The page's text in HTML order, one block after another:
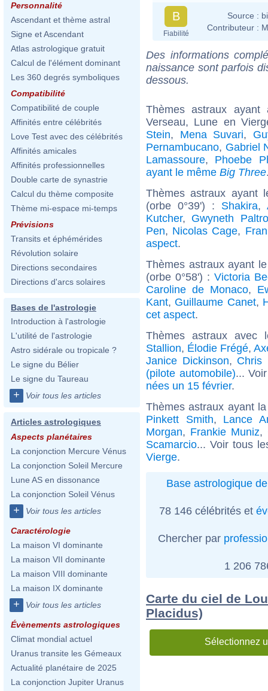
Personnalité
Ascendant et thème astral
Signe et Ascendant
Atlas astrologique gratuit
Calcul de l'élément dominant
Les 360 degrés symboliques
Compatibilité
Compatibilité de couple
Affinités entre célébrités
Love Test avec des célébrités
Affinités amicales
Affinités professionnelles
Double carte de synastrie
Calcul du thème composite
Thème mi-espace mi-temps
Prévisions
Transits et éphémérides
Révolution solaire
Directions secondaires
Directions d'arcs solaires
Bases de l'astrologie
Introduction à l'astrologie
L'utilité de l'astrologie
Astro sidérale ou tropicale ?
Le signe du Bélier
Le signe du Taureau
+ Voir tous les articles
Articles astrologiques
Aspects planétaires
La conjonction Mercure Vénus
La conjonction Soleil Mercure
Lune AS en dissonance
La conjonction Soleil Vénus
+ Voir tous les articles
Caractérologie
La maison VI dominante
La maison VII dominante
La maison VIII dominante
La maison IX dominante
+ Voir tous les articles
Évènements astrologiques
Climat mondial actuel
Uranus transite les Gémeaux
Actualité planétaire de 2025
La conjonction Jupiter Uranus
B
Fiabilité
Source :
Contributeur :
Des informations
naissance sont parfois
dessous.
Thèmes astraux
Verseau, Lune en
Stein, Mena Suvari,
Pernambucano, Gabriel
Lamassoure, Phoebe
ayant le même Big Three
Thèmes astraux ayant
(orbe 0°39') : Shakira,
Kutcher, Gwyneth
Pen, Nicolas Cage,
aspect.
Thèmes astraux ayant
(orbe 0°58') : Victoria
Caroline de Monaco,
Kant, Guillaume Canet,
cet aspect.
Thèmes astraux
Stallion, Élodie Frégé,
Janice Dickinson, Chris
(pilote automobile)...
nées un 15 février.
Thèmes astraux ayant
Pinkett Smith, Lance
Morgan, Frankie Muniz,
Scamarcio... Voir tous
Vierge.
Base astrologique
78 146 célébrités et
Chercher par
1 206
Carte du ciel de
Placidus)
Sélectionnez